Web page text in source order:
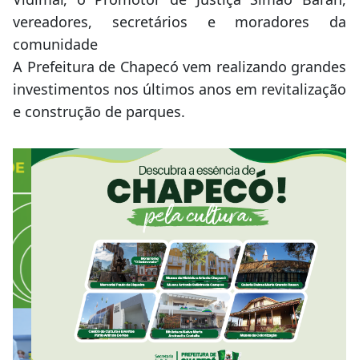
vereadores, secretários e moradores da
comunidade
A Prefeitura de Chapecó vem realizando grandes
investimentos nos últimos anos em revitalização
e construção de parques.